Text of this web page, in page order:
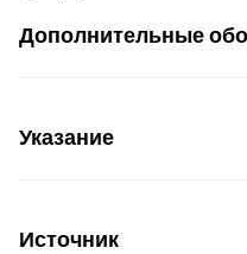
Дополнительные
Указание
Источник